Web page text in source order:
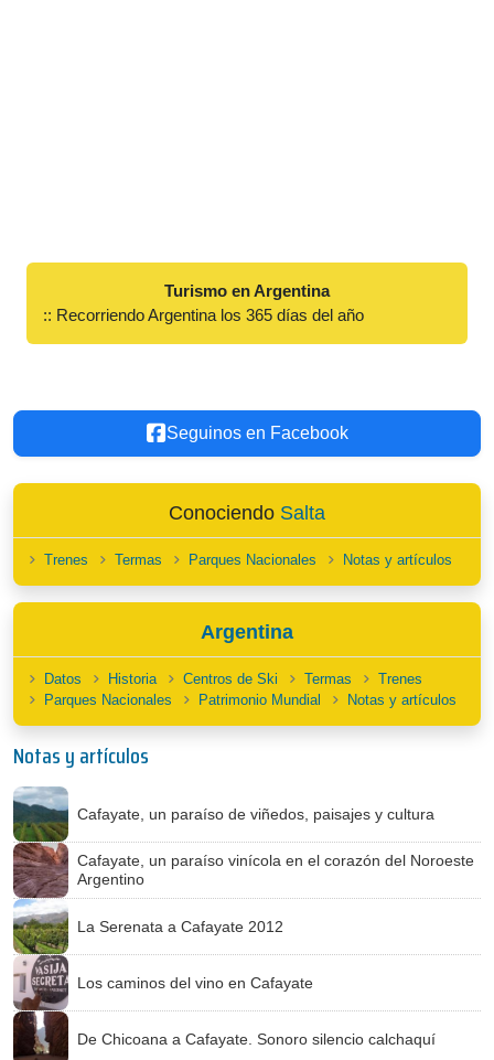
Turismo en Argentina
:: Recorriendo Argentina los 365 días del año
Seguinos en Facebook
Conociendo Salta
Trenes Termas Parques Nacionales Notas y artículos
Argentina
Datos Historia Centros de Ski Termas
Trenes
Parques Nacionales
Patrimonio Mundial Notas y artículos
Notas y artículos
Cafayate, un paraíso de viñedos, paisajes y cultura
Cafayate, un paraíso vinícola en el corazón del Noroeste
Argentino
La Serenata a Cafayate 2012
Los caminos del vino en Cafayate
De Chicoana a Cafayate. Sonoro silencio calchaquí